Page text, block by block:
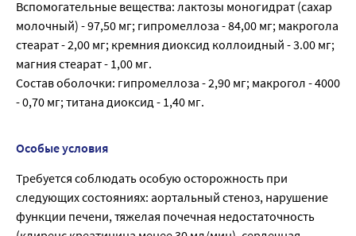
Вспомогательные вещества: лактозы моногидрат (сахар
молочный) - 97,50 мг; гипромеллоза - 84,00 мг; макрогола
стеарат - 2,00 мг; кремния диоксид коллоидный - 3.00 мг;
магния стеарат - 1,00 мг.
Состав оболочки: гипромеллоза - 2,90 мг; макрогол - 4000
- 0,70 мг; титана диоксид - 1,40 мг.
Особые условия
Требуется соблюдать особую осторожность при
следующих состояниях: аортальный стеноз, нарушение
функции печени, тяжелая почечная недостаточность